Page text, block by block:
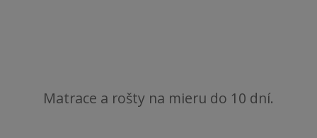
Matrace a rošty na mieru do 10 dní.